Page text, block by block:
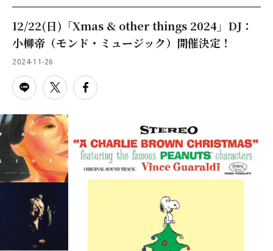
TAX FREE
DELIVERY SERVICES
PARCOメンバーズ
オンラインストア
リクルート
12/22(日)「Xmas & other things 2024」DJ：
小柳帝（モンド・ミュージック）開催決定！
2024-11-26